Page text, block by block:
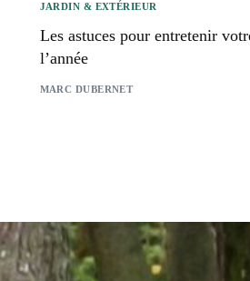
JARDIN & EXTÉRIEUR
Les astuces pour entretenir
l’année
MARC DUBERNET